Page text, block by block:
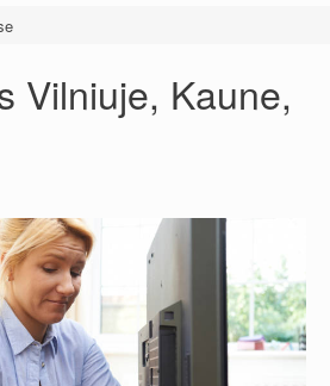
Vilniuje, Kaune,